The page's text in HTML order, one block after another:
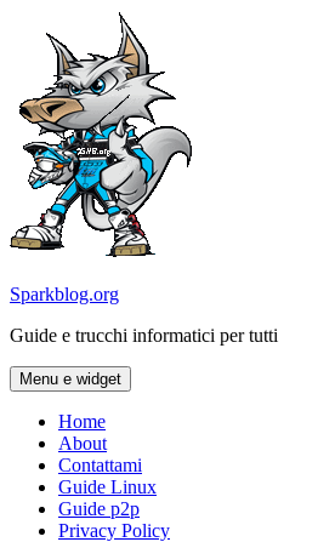
contenuto
Sparkblog.org
Guide e trucchi informatici per tutti
Menu e widget
Home
About
Contattami
Guide Linux
Guide p2p
Privacy Policy